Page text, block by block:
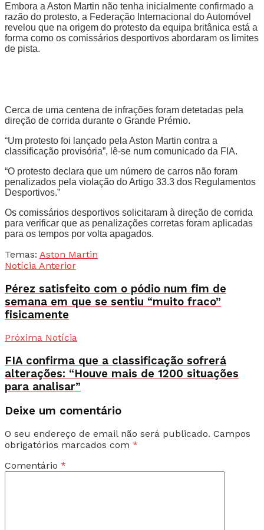
Embora a Aston Martin não tenha inicialmente confirmado a
razão do protesto, a Federação Internacional do Automóvel
revelou que na origem do protesto da equipa britânica está a
forma como os comissários desportivos abordaram os limites
de pista.
Cerca de uma centena de infrações foram detetadas pela
direção de corrida durante o Grande Prémio.
“Um protesto foi lançado pela Aston Martin contra a
classificação provisória”, lê-se num comunicado da FIA.
“O protesto declara que um número de carros não foram
penalizados pela violação do Artigo 33.3 dos Regulamentos
Desportivos.”
Os comissários desportivos solicitaram à direção de corrida
para verificar que as penalizações corretas foram aplicadas
para os tempos por volta apagados.
Temas: Aston Martin
Notícia Anterior
Pérez satisfeito com o pódio num fim de
semana em que se sentiu “muito fraco”
fisicamente
Próxima Notícia
FIA confirma que a classificação sofrerá
alterações: “Houve mais de 1200 situações
para analisar”
Deixe um comentário
O seu endereço de email não será publicado. Campos
obrigatórios marcados com *
Comentário *